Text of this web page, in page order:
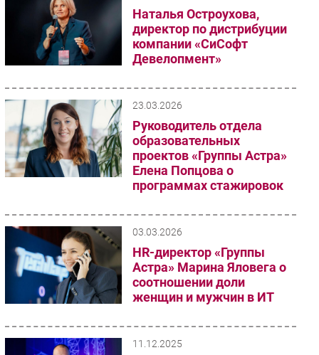
Тестовый стенд
Каталог компаний
Наталья Остроухова,
директор по дистрибуции
компании «СиСофт
Девелопмент»
23.03.2026
Руководитель отдела
образовательных
проектов «Группы Астра»
Елена Попцова о
программах стажировок
03.03.2026
HR-директор «Группы
Астра» Марина Яловега о
соотношении доли
женщин и мужчин в ИТ
11.12.2025